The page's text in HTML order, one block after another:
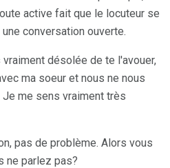
active fait que le locuteur se
conversation ouverte.
désolée de te l'avouer,
ma soeur et nous ne nous
me sens vraiment très
pas de problème. Alors vous
ne parlez pas?